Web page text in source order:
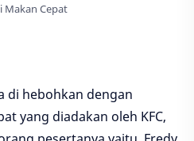
Makan Cepat
di hebohkan dengan
yang diadakan oleh KFC,